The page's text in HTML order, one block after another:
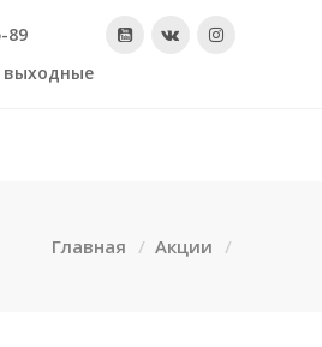
89
выходные
Главная Акции